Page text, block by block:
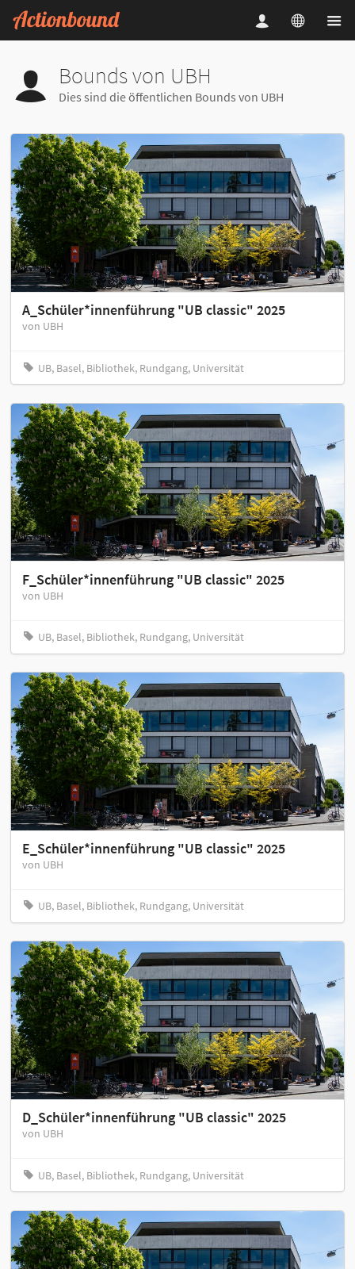
Bounds von UBH
Dies sind die öffentlichen Bounds von UBH
A_Schüler*innenführung "UB classic" 2025
von UBH
UB, Basel, Bibliothek, Rundgang, Universität
F_Schüler*innenführung "UB classic" 2025
von UBH
UB, Basel, Bibliothek, Rundgang, Universität
E_Schüler*innenführung "UB classic" 2025
von UBH
UB, Basel, Bibliothek, Rundgang, Universität
D_Schüler*innenführung "UB classic" 2025
von UBH
UB, Basel, Bibliothek, Rundgang, Universität